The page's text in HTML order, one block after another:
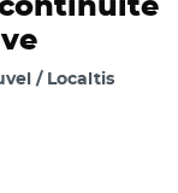
continuité
/ Localtis